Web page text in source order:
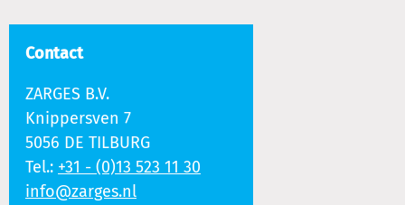
Contact
ZARGES B.V.
Knippersven 7
5056 DE TILBURG
Tel.: +31 - (0)13 523 11 30
info@zarges.nl